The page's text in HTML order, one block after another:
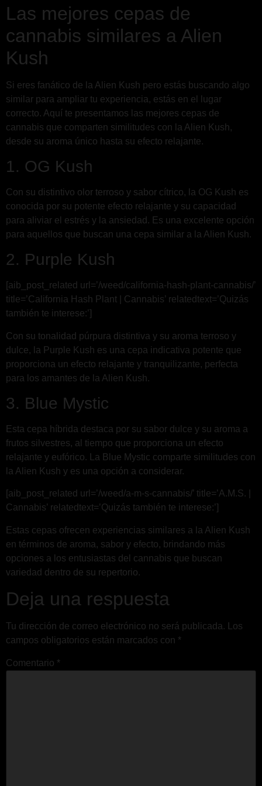
Las mejores cepas de
cannabis similares a Alien
Kush
Si eres fanático de la Alien Kush pero estás buscando algo
similar para ampliar tu experiencia, estás en el lugar
correcto. Aquí te presentamos las mejores cepas de
cannabis que comparten similitudes con la Alien Kush,
desde su aroma único hasta su efecto relajante.
1. OG Kush
Con su distintivo olor terroso y sabor cítrico, la OG Kush es
conocida por su potente efecto relajante y su capacidad
para aliviar el estrés y la ansiedad. Es una excelente opción
para aquellos que buscan una cepa similar a la Alien Kush.
2. Purple Kush
[aib_post_related url=’/weed/california-hash-plant-cannabis/’
title=’California Hash Plant | Cannabis’ relatedtext=’Quizás
también te interese:’]
Con su tonalidad púrpura distintiva y su aroma terroso y
dulce, la Purple Kush es una cepa indicativa potente que
proporciona un efecto relajante y tranquilizante, perfecta
para los amantes de la Alien Kush.
3. Blue Mystic
Esta cepa híbrida destaca por su sabor dulce y su aroma a
frutos silvestres, al tiempo que proporciona un efecto
relajante y eufórico. La Blue Mystic comparte similitudes con
la Alien Kush y es una opción a considerar.
[aib_post_related url=’/weed/a-m-s-cannabis/’ title=’A.M.S. |
Cannabis’ relatedtext=’Quizás también te interese:’]
Estas cepas ofrecen experiencias similares a la Alien Kush
en términos de aroma, sabor y efecto, brindando más
opciones a los entusiastas del cannabis que buscan
variedad dentro de su repertorio.
Deja una respuesta
Tu dirección de correo electrónico no será publicada.
Los
campos obligatorios están marcados con *
Comentario *